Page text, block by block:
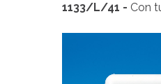
1133/L/41 - Con